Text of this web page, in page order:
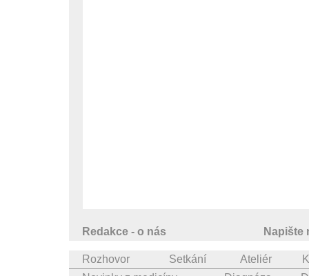
Redakce - o nás Napište
Rozhovor Setkání Ateliér